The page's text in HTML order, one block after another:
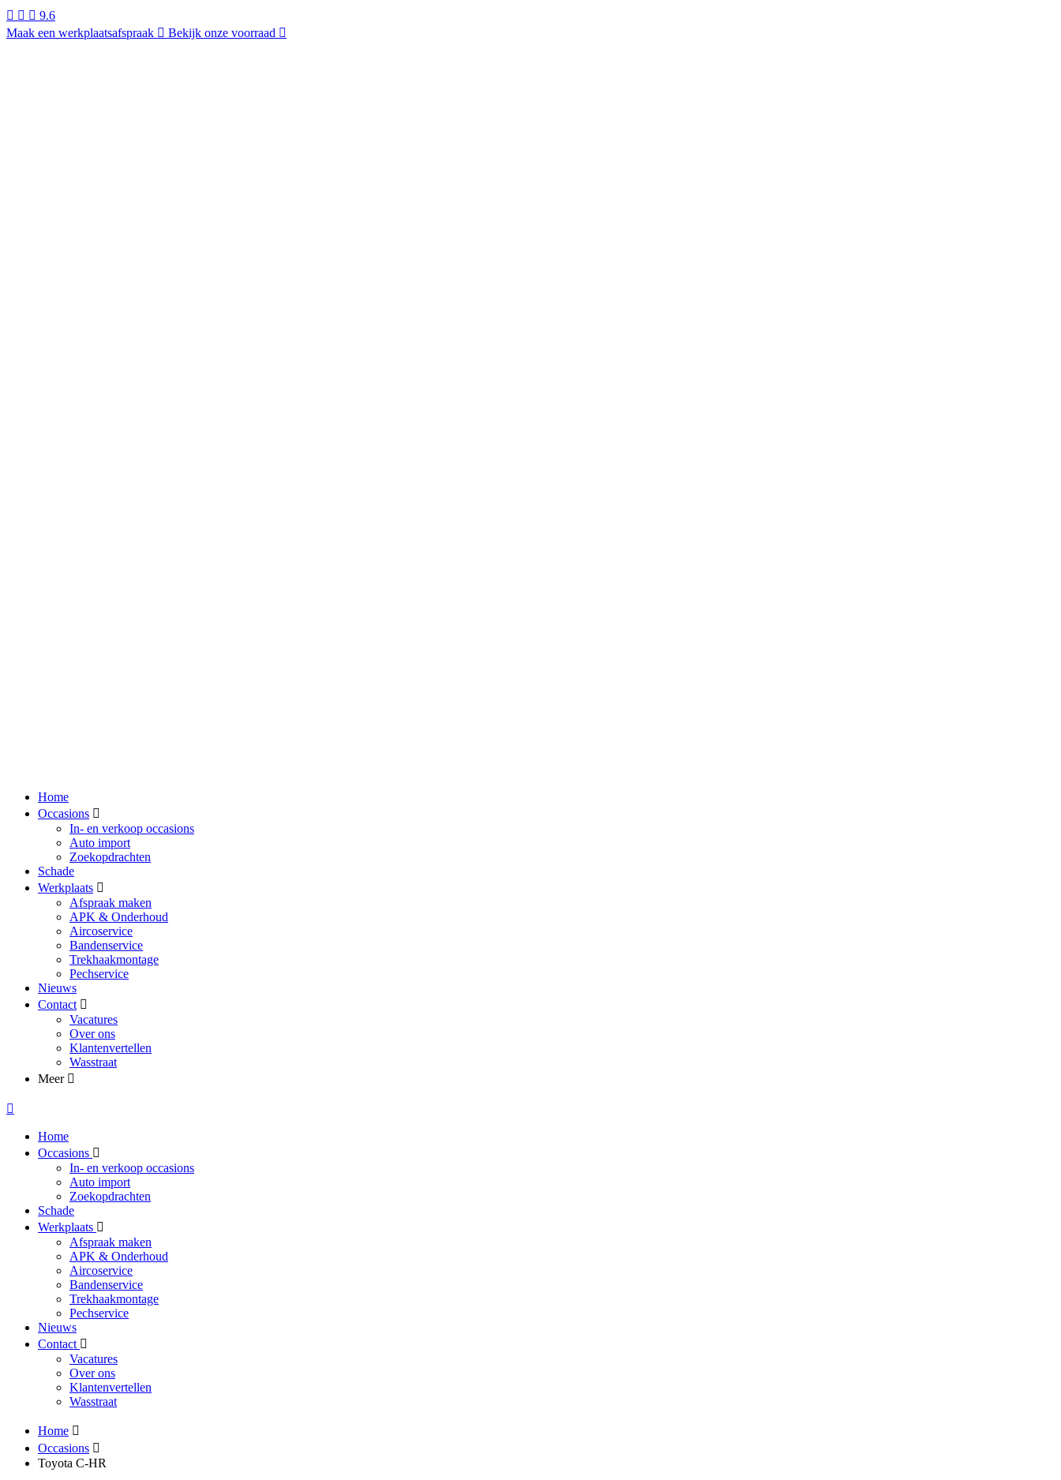
9.6
Maak een werkplaatsafspraak
Bekijk onze voorraad
Home
Occasions
In- en verkoop occasions
Auto import
Zoekopdrachten
Schade
Werkplaats
Afspraak maken
APK & Onderhoud
Aircoservice
Bandenservice
Trekhaakmontage
Pechservice
Nieuws
Contact
Vacatures
Over ons
Klantenvertellen
Wasstraat
Meer
Home
Occasions
In- en verkoop occasions
Auto import
Zoekopdrachten
Schade
Werkplaats
Afspraak maken
APK & Onderhoud
Aircoservice
Bandenservice
Trekhaakmontage
Pechservice
Nieuws
Contact
Vacatures
Over ons
Klantenvertellen
Wasstraat
Home
Occasions
Toyota C-HR